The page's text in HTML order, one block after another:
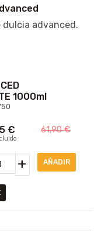
advanced.
1000ml
€ 61,90€
+